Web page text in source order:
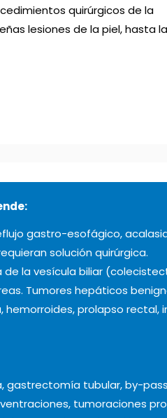
quirúrgicos de la
lesiones de la piel, hasta
gastro-esofágico,
solución quirúrgica.
la vesícula biliar
Tumores hepáticos
prolapso
gastrectomía tubular, by-
tumoraciones